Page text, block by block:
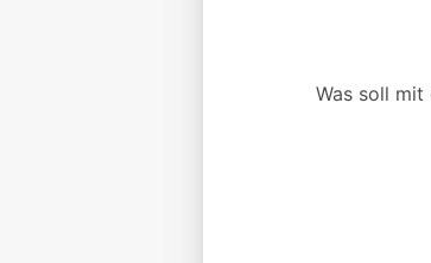
Was soll mit